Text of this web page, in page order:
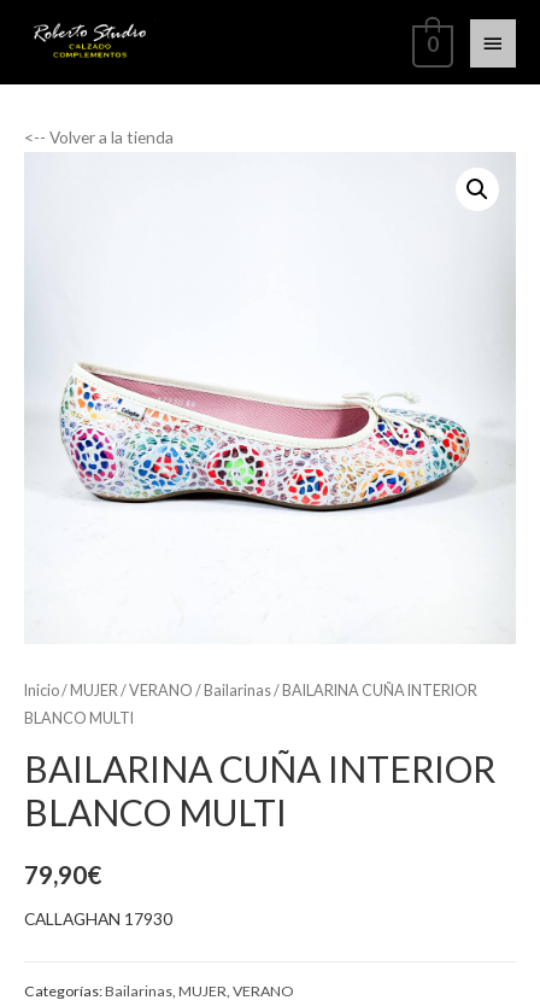
0
<-- Volver a la tienda
Inicio/ MUJER /VERANO / Bailarinas/ BAILARINA CUÑA INTERIOR
BLANCO MULTI
BAILARINA CUÑA INTERIOR
BLANCO MULTI
79,90€
CALLAGHAN 17930
Categorías:Bailarinas MUJER VERANO